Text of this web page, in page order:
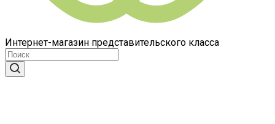
Интернет-магазин представительского класса